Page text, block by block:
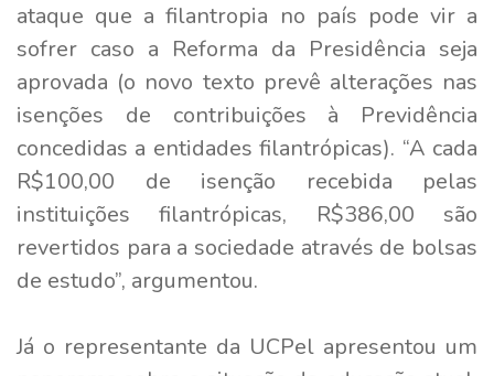
ataque que a filantropia no país pode vir a
sofrer caso a Reforma da Presidência seja
aprovada (o novo texto prevê alterações nas
isenções de contribuições à Previdência
concedidas a entidades filantrópicas). “A cada
R$100,00 de isenção recebida pelas
instituições filantrópicas, R$386,00 são
revertidos para a sociedade através de bolsas
de estudo”, argumentou.
Já o representante da UCPel apresentou um